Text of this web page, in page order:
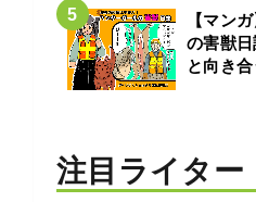
【マン
の害獣
と向き
注目ライター